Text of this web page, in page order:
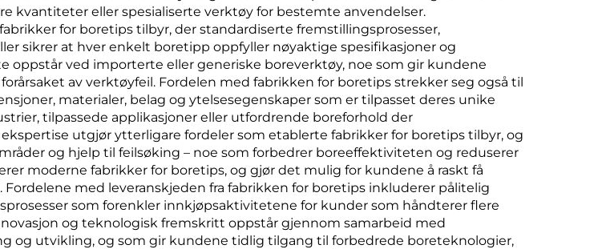
kvantiteter eller spesialiserte verktøy for bestemte anvendelser.
for boretips tilbyr, der standardiserte fremstillingsprosesser,
sikrer at hver enkelt boretipp oppfyller nøyaktige spesifikasjoner og
oppstår ved importerte eller generiske boreverktøy, noe som gir kundene
av verktøyfeil. Fordelen med fabrikken for boretips strekker seg også til
materialer, belag og ytelsesegenskaper som er tilpasset deres unike
tilpassede applikasjoner eller utfordrende boreforhold der
utgjør ytterligare fordeler som etablerte fabrikker for boretips tilbyr, og
og hjelp til feilsøking – noe som forbedrer boreeffektiviteten og reduserer
moderne fabrikker for boretips, og gjør det mulig for kundene å raskt få
med leveranskjeden fra fabrikken for boretips inkluderer pålitelig
som forenkler innkjøpsaktivitetene for kunder som håndterer flere
og teknologisk fremskritt oppstår gjennom samarbeid med
og utvikling, og som gir kundene tidlig tilgang til forbedrede boreteknologier,